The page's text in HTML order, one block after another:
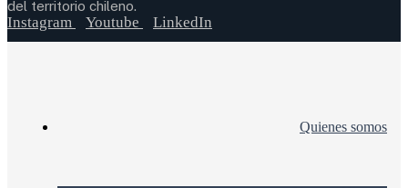
del territorio chileno.
Instagram Youtube LinkedIn
Quienes somos